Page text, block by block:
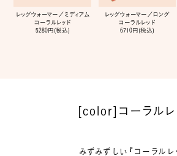
レッグウォーマー／ミディアム
コーラルレッド
5280円(税込)
レッグウォーマー／ロング
コーラルレッド
6710円(税込)
[color]コーラルレ
みずみずしい『コーラルレ